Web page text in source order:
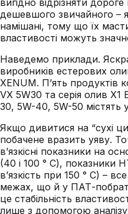
вигідно відрізняти
дешевшого звичайного –
намішані, тому що їх
властивості можуть
Наведемо приклади.
виробників естерових
XENUM. П’ять продуктів
VX 5W30 та серія олив X1
30, 5W-40, 5W-50 містять
Якщо дивитися на “сухі
побачене вразить уяву.
в’язкісні показники на
(40 і 100 ° C), показники
в’язкість при 150 ° С) –
межах, що й у ПАТ-
це стабільність
лише з допомогою